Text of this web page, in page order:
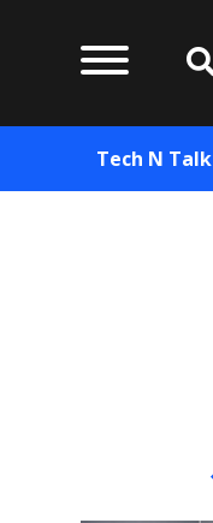
Tech N Talk